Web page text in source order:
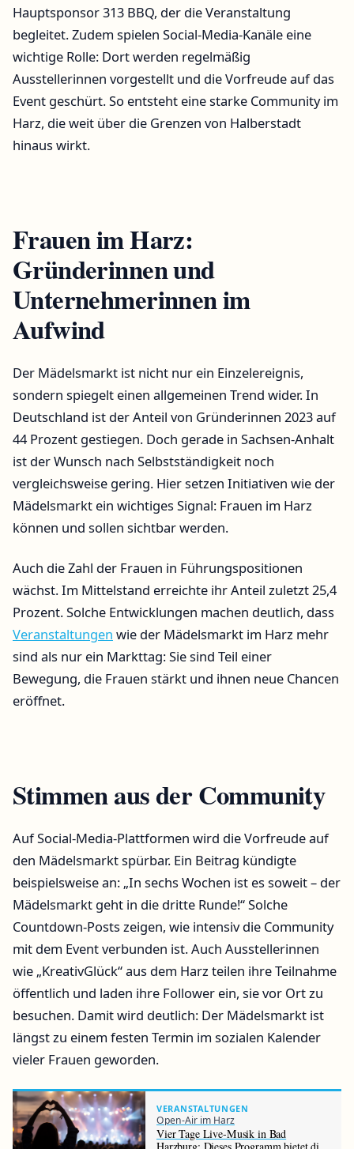
Hauptsponsor 313 BBQ, der die Veranstaltung
begleitet. Zudem spielen Social-Media-Kanäle eine
wichtige Rolle: Dort werden regelmäßig
Ausstellerinnen vorgestellt und die Vorfreude auf das
Event geschürt. So entsteht eine starke Community im
Harz, die weit über die Grenzen von Halberstadt
hinaus wirkt.
Frauen im Harz:
Gründerinnen und
Unternehmerinnen im
Aufwind
Der Mädelsmarkt ist nicht nur ein Einzelereignis,
sondern spiegelt einen allgemeinen Trend wider. In
Deutschland ist der Anteil von Gründerinnen 2023 auf
44 Prozent gestiegen. Doch gerade in Sachsen-Anhalt
ist der Wunsch nach Selbstständigkeit noch
vergleichsweise gering. Hier setzen Initiativen wie der
Mädelsmarkt ein wichtiges Signal: Frauen im Harz
können und sollen sichtbar werden.
Auch die Zahl der Frauen in Führungspositionen
wächst. Im Mittelstand erreichte ihr Anteil zuletzt 25,4
Prozent. Solche Entwicklungen machen deutlich, dass
Veranstaltungen wie der Mädelsmarkt im Harz mehr
sind als nur ein Markttag: Sie sind Teil einer
Bewegung, die Frauen stärkt und ihnen neue Chancen
eröffnet.
Stimmen aus der Community
Auf Social-Media-Plattformen wird die Vorfreude auf
den Mädelsmarkt spürbar. Ein Beitrag kündigte
beispielsweise an: In sechs Wochen ist es soweit – der
Mädelsmarkt geht in die dritte Runde! Solche
Countdown-Posts zeigen, wie intensiv die Community
mit dem Event verbunden ist. Auch Ausstellerinnen
wie „KreativGlück“ aus dem Harz teilen ihre Teilnahme
öffentlich und laden ihre Follower ein, sie vor Ort zu
besuchen. Damit wird deutlich: Der Mädelsmarkt ist
längst zu einem festen Termin im sozialen Kalender
vieler Frauen geworden.
VERANSTALTUNGEN
Open-Air im Harz
Vier Tage Live-Musik in Bad